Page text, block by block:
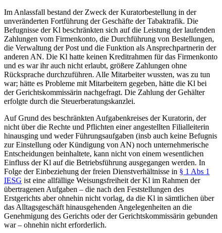
Im Anlassfall bestand der Zweck der Kuratorbestellung in der
unveränderten Fortführung der Geschäfte der Tabaktrafik. Die
Befugnisse der Kl beschränkten sich auf die Leistung der laufenden
Zahlungen vom Firmenkonto, die Durchführung von Bestellungen,
die Verwaltung der Post und die Funktion als Ansprechpartnerin der
anderen AN. Die Kl hatte keinen Kreditrahmen für das Firmenkonto
und es war ihr auch nicht erlaubt, größere Zahlungen ohne
Rücksprache durchzuführen. Alle Mitarbeiter wussten, was zu tun
war; hätte es Probleme mit Mitarbeitern gegeben, hätte die Kl bei
der Gerichtskommissärin nachgefragt. Die Zahlung der Gehälter
erfolgte durch die Steuerberatungskanzlei.
Auf Grund des beschränkten Aufgabenkreises der Kuratorin, der
nicht über die Rechte und Pflichten einer angestellten Filialleiterin
hinausging und weder Führungsaufgaben (insb auch keine Befugnis
zur Einstellung oder Kündigung von AN) noch unternehmerische
Entscheidungen beinhaltete, kann nicht von einem wesentlichen
Einfluss der Kl auf die Betriebsführung ausgegangen werden. In
Folge der Einbeziehung der freien Dienstverhältnisse in § 1 Abs 1
IESG ist eine allfällige Weisungsfreiheit der Kl im Rahmen der
übertragenen Aufgaben – die nach den Feststellungen des
Erstgerichts aber ohnehin nicht vorlag, da die Kl in sämtlichen über
das Alltagsgeschäft hinausgehenden Angelegenheiten an die
Genehmigung des Gerichts oder der Gerichtskommissärin gebunden
war – ohnehin nicht erforderlich.